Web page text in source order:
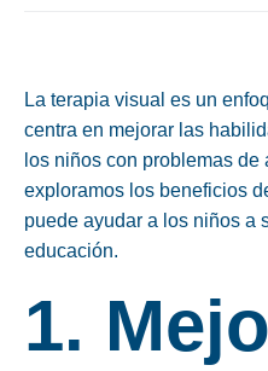
La terapia visual es un
centra en mejorar las
los niños con problemas
exploramos los beneficios
puede ayudar a los niños a
educación.
1.